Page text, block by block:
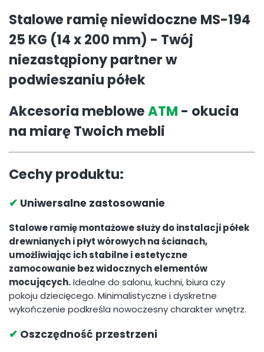
Stalowe ramię niewidoczne MS-194
25 KG (14 x 200 mm) - Twój
niezastąpiony partner w
podwieszaniu półek
Akcesoria mebloweATM - okucia
na miarę Twoich mebli
Cechy produktu:
✔ Uniwersalne zastosowanie
Stalowe ramię montażowe służy do instalacji półek
drewnianych i płyt wórowych na ścianach,
umożliwiając ich stabilne i estetyczne
zamocowanie bez widocznych elementów
mocujących.Idealne do salonu, kuchni, biura czy
pokoju dziecięcego. Minimalistyczne i dyskretne
wykończenie podkreśla nowoczesny charakter wnętrz.
✔ Oszczędność przestrzeni